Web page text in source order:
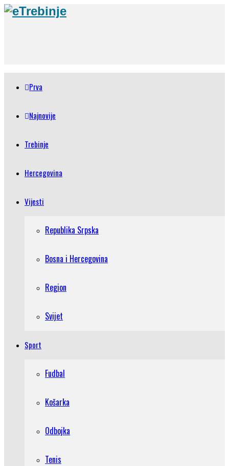
Prva
Najnovije
Trebinje
Hercegovina
Vijesti
Republika Srpska
Bosna i Hercegovina
Region
Svijet
Sport
Fudbal
Košarka
Odbojka
Tenis